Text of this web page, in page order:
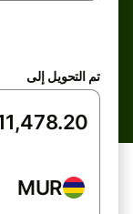
تم التحويل إلى
MUR